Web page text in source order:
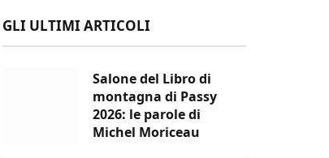
GLI ULTIMI ARTICOLI
Salone del Libro di
montagna di Passy
2026: le parole di
Michel Moriceau